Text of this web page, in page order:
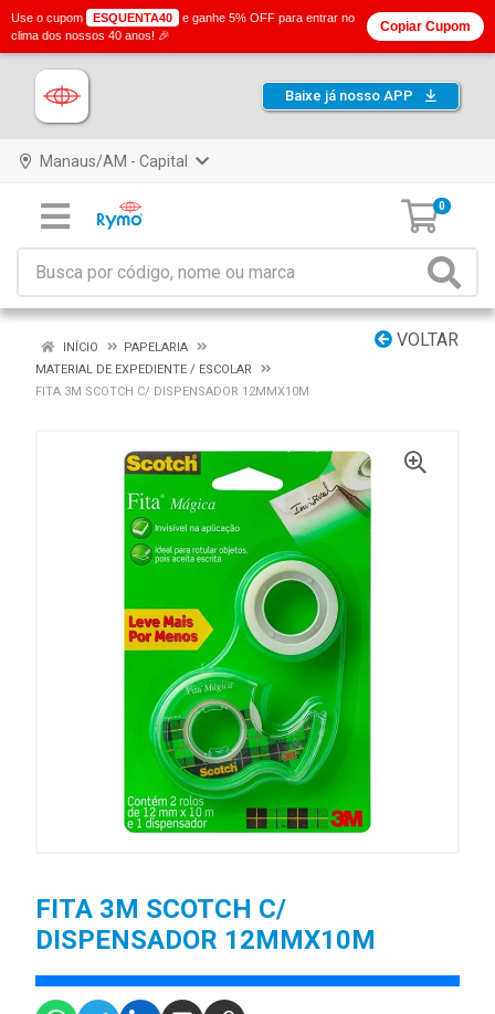
Baixe já nosso APP
Manaus/AM - Capital
0
VOLTAR
INÍCIO
PAPELARIA
MATERIAL DE EXPEDIENTE / ESCOLAR
FITA 3M SCOTCH C/ DISPENSADOR 12MMX10M
FITA 3M SCOTCH C/
DISPENSADOR 12MMX10M
Use o cupom ESQUENTA40
e ganhe 5% OFF para entrar no
clima dos nossos 40 anos! 🎉
Copiar Cupom